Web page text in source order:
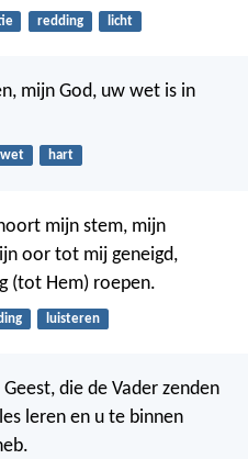
redding licht
mijn God, uw wet is in
wet hart
mijn stem, mijn
oor tot mij geneigd,
(tot Hem) roepen.
luisteren
die de Vader zenden
leren en u te binnen